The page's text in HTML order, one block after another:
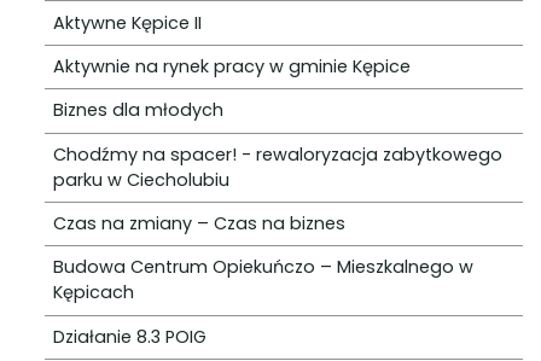
Aktywne Kępice II
Aktywnie na rynek pracy w gminie Kępice
Biznes dla młodych
Chodźmy na spacer! - rewaloryzacja zabytkowego
parku w Ciecholubiu
Czas na zmiany – Czas na biznes
Budowa Centrum Opiekuńczo – Mieszkalnego w
Kępicach
Działanie 8.3 POIG